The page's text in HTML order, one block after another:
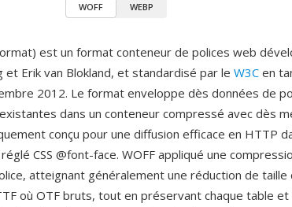
WOFF WEBP
est un format conteneur de polices web
et Erik van Blokland, et standardisé par le W3C en
2012. Le format enveloppe dès données de
dans un conteneur compressé avec dès
conçu pour une diffusion efficace en HTTP
CSS @font-face. WOFF appliqué une
atteignant généralement une réduction de taille
où OTF bruts, tout en préservant chaque table et